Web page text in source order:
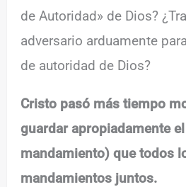
de Autoridad» de Dios?
adversario arduamente
de autoridad de Dios?
Cristo pasó más tiempo
guardar apropiadamente
mandamiento) que todos
mandamientos juntos.